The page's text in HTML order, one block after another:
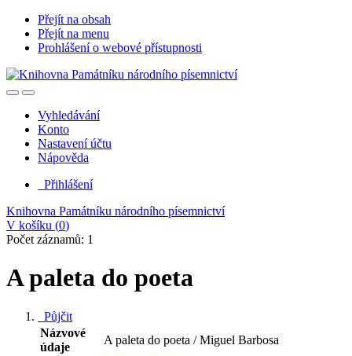
Přejít na obsah
Přejít na menu
Prohlášení o webové přístupnosti
Vyhledávání
Konto
Nastavení účtu
Nápověda
Přihlášení
Knihovna Památníku národního písemnictví
V košíku (0)
Počet záznamů: 1
A paleta do poeta
Půjčit
Názvové
údaje
A paleta do poeta / Miguel Barbosa